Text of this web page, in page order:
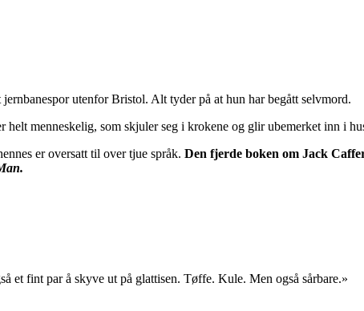
utenfor Bristol. Alt tyder på at hun har begått selvmord.
menneskelig, som skjuler seg i krokene og glir ubemerket inn i
er oversatt til over tjue språk. Den fjerde boken om Jack
et fint par å skyve ut på glattisen. Tøffe. Kule. Men også sårbare.»